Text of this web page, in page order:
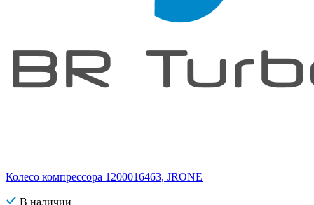
Колесо компрессора 1200016463, JRONE
В наличии